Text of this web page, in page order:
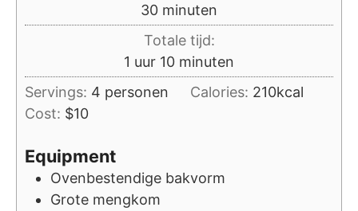
30minuten
minuten
Totale tijd:
1 uur
uur 10minuten
minuten
Servings: 4 personen Calories: 210kcal
Cost: $10
Equipment
Ovenbestendige bakvorm
Grote mengkom